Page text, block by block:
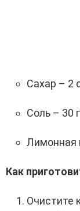
Сахар – 2
Соль – 30 г
Лимонная
Как
Очистите